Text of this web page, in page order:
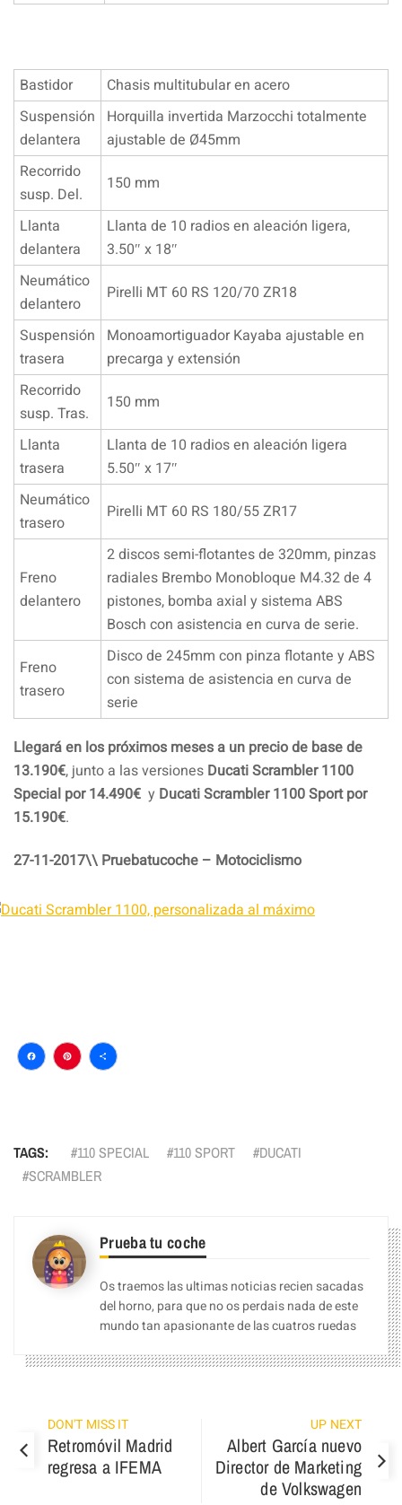
Bastidor
Chasis multitubular en acero
Suspensión
delantera
Horquilla invertida Marzocchi totalmente
ajustable de Ø45mm
Recorrido
susp. Del.
150 mm
Llanta
delantera
Llanta de 10 radios en aleación ligera,
3.50″ x 18″
Neumático
delantero
Pirelli MT 60 RS 120/70 ZR18
Suspensión
trasera
Monoamortiguador Kayaba ajustable en
precarga y extensión
Recorrido
susp. Tras.
150 mm
Llanta
trasera
Llanta de 10 radios en aleación ligera
5.50″ x 17″
Neumático
trasero
Pirelli MT 60 RS 180/55 ZR17
Freno
delantero
2 discos semi-flotantes de 320mm, pinzas
radiales Brembo Monobloque M4.32 de 4
pistones, bomba axial y sistema ABS
Bosch con asistencia en curva de serie.
Freno
trasero
Disco de 245mm con pinza flotante y ABS
con sistema de asistencia en curva de
serie
Llegará en los próximos meses a un precio de base de
13.190€, junto a las versiones Ducati Scrambler 1100
Special por 14.490€ y Ducati Scrambler 1100 Sport por
15.190€.
27-11-2017\\ Pruebatucoche – Motociclismo
Facebook
Pinterest
Compartir
TAGS: 110 SPECIAL 110 SPORT
DUCATI
SCRAMBLER
Prueba tu coche
Os traemos las ultimas noticias recien sacadas
del horno, para que no os perdais nada de este
mundo tan apasionante de las cuatros ruedas
DON'T MISS IT
Retromóvil Madrid
regresa a IFEMA
UP NEXT
Albert García nuevo
Director de Marketing
de Volkswagen